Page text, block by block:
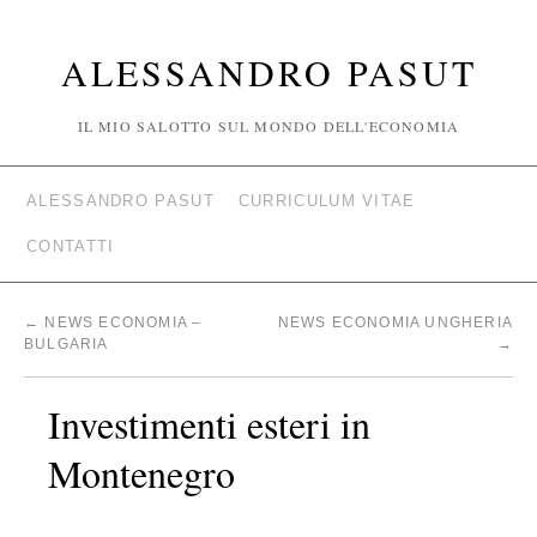
ALESSANDRO PASUT
IL MIO SALOTTO SUL MONDO DELL'ECONOMIA
ALESSANDRO PASUT CURRICULUM VITAE
CONTATTI
←
NEWS ECONOMIA –
BULGARIA
NEWS ECONOMIA UNGHERIA
→
Investimenti esteri in
Montenegro